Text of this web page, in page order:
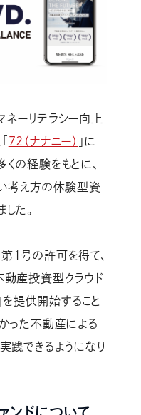
ネーリテラシー向上
72（ナナニー） 」に
の経験をもとに、
い考え方の体験型資
た。
1号の許可を得て、
動産投資型クラウド
を提供開始すること
った不動産による
践できるようになり